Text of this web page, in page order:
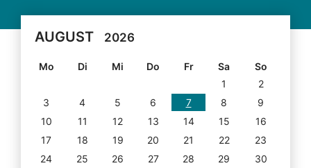
AUGUST 2026
Mo Di Mi Do Fr Sa
So
1
2
3
4 5 6 7 8
9
10
11 12 13 14 15
16
17
18 19 20 21 22
23
24
25 26 27 28 29
30